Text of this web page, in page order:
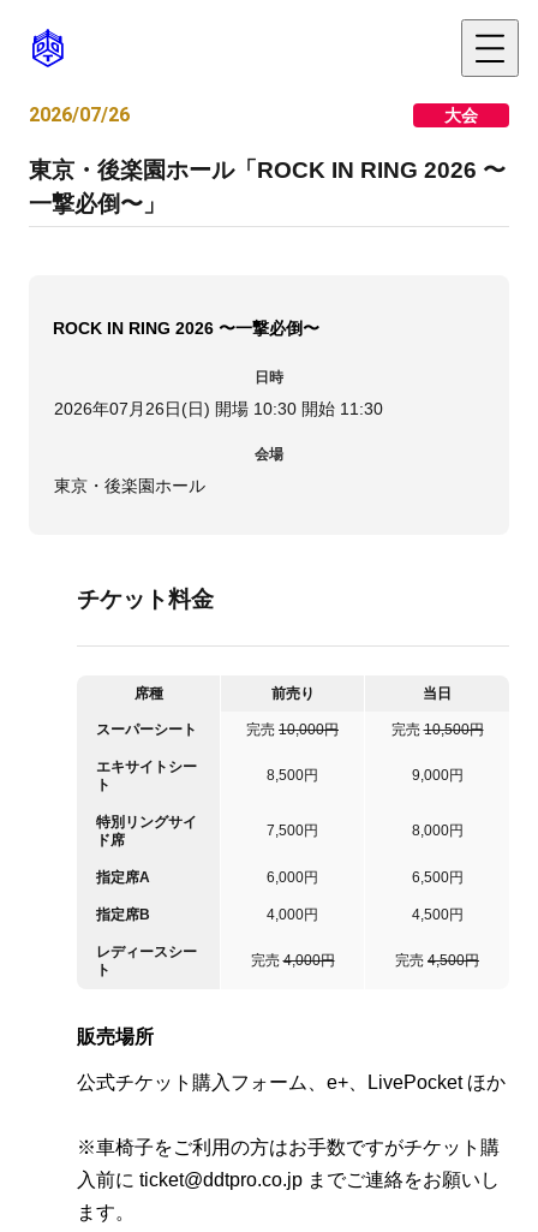
2026/07/26 大会
東京・後楽園ホール「ROCK IN RING 2026 〜
一撃必倒〜」
ROCK IN RING 2026 〜一撃必倒〜
日時
2026年07月26日(日) 開場 10:30 開始 11:30
会場
東京・後楽園ホール
チケット料金
席種 前売り 当日
スーパーシート 完売 10,000円 完売10,500円
エキサイトシー
ト
8,500円 9,000円
特別リングサイ
ド席
7,500円 8,000円
指定席A 6,000円 6,500円
指定席B 4,000円 4,500円
レディースシー
ト
完売4,000円 完売 4,500円
販売場所
公式チケット購入フォーム、e+、LivePocket ほか
※車椅子をご利用の方はお手数ですがチケット購
入前に ticket@ddtpro.co.jp までご連絡をお願いし
ます。